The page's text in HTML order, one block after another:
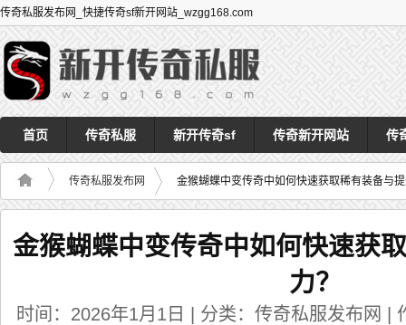
传奇私服发布网_快捷传奇sf新开网站_wzgg168.com
首页 传奇私服 新开传奇sf 传奇新开网站 传
传奇私服发布网 金猴蝴蝶中变传奇中如何快速获取稀有装备与
金猴蝴蝶中变传奇中如何快速获
力？
时间：2026年1月1日 | 分类：传奇私服发布网 |